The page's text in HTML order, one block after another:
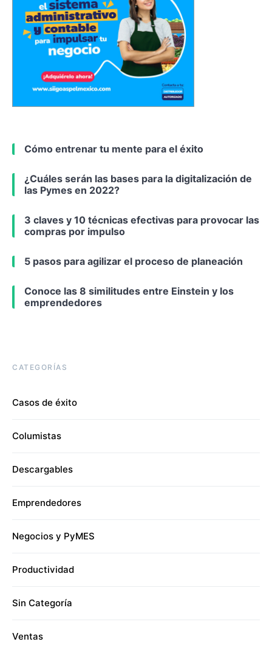
Cómo entrenar tu mente para el éxito
¿Cuáles serán las bases para la digitalización de
las Pymes en 2022?
3 claves y 10 técnicas efectivas para provocar las
compras por impulso
5 pasos para agilizar el proceso de planeación
Conoce las 8 similitudes entre Einstein y los
emprendedores
CATEGORÍAS
Casos de éxito
Columistas
Descargables
Emprendedores
Negocios y PyMES
Productividad
Sin Categoría
Ventas